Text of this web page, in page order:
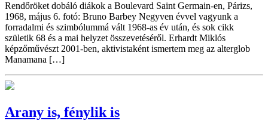
Rendőröket dobáló diákok a Boulevard Saint Germain-en, Párizs,
1968, május 6. fotó: Bruno Barbey Negyven évvel vagyunk a
forradalmi és szimbólummá vált 1968-as év után, és sok cikk
születik 68 és a mai helyzet összevetéséről. Erhardt Miklós
képzőművészt 2001-ben, aktivistaként ismertem meg az alterglob
Manamana […]
Arany is, fénylik is